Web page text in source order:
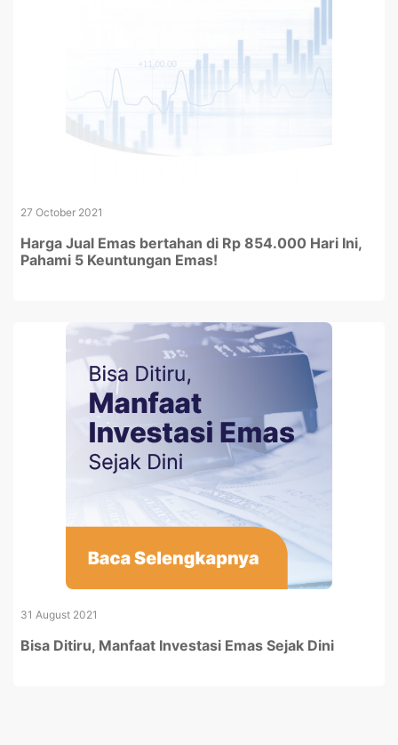
27 October 2021
Harga Jual Emas bertahan di Rp 854.000 Hari Ini,
Pahami 5 Keuntungan Emas!
31 August 2021
Bisa Ditiru, Manfaat Investasi Emas Sejak Dini